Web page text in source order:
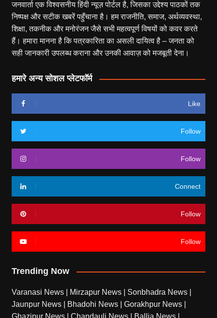
जनवार्ता एक विश्वसनीय हिंदी न्यूज़ पोर्टल है, जिसका उद्देश्य पाठकों तक
निष्पक्ष और सटीक खबरें पहुँचाना है। हम राजनीति, समाज, अर्थव्यवस्था,
शिक्षा, तकनीक और मनोरंजन जैसे सभी महत्वपूर्ण विषयों को कवर करते
हैं। हमारा मानना है कि पत्रकारिता का असली दायित्व है – जनता को
सही जानकारी उपलब्ध कराना और उनकी आवाज़ को मजबूती देना।
हमारे अन्य सोशल प्लेटफॉर्म
Like
Follow
Follow
Connect
Follow
Follow
Trending Now
Varanasi News Mirzapur News Sonbhadra News
Jaunpur News
Bhadohi News Gorakhpur News
Ghazipur News
Chandauli News Ballia News